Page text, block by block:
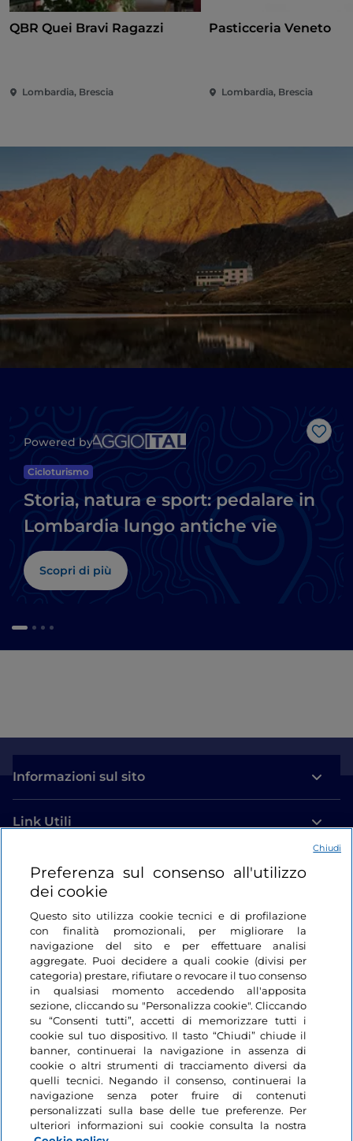
QBR Quei Bravi Ragazzi
Lombardia, Brescia
Pasticceria Veneto
Lombardia, Brescia
Like
Powered by
Cicloturismo
Storia, natura e sport: pedalare in
Lombardia lungo antiche vie
Scopri di più
Informazioni sul sito
Link Utili
Login
Restiamo in contatto
Preferenza sul consenso all'utilizzo
dei cookie
Questo sito utilizza cookie tecnici e di profilazione
con finalità promozionali, per migliorare la
navigazione del sito e per effettuare analisi
aggregate. Puoi decidere a quali cookie (divisi per
categoria) prestare, rifiutare o revocare il tuo consenso
in qualsiasi momento accedendo all'apposita
sezione, cliccando su "Personalizza cookie". Cliccando
su “Consenti tutti”, accetti di memorizzare tutti i
cookie sul tuo dispositivo. Il tasto “Chiudi” chiude il
banner, continuerai la navigazione in assenza di
cookie o altri strumenti di tracciamento diversi da
quelli tecnici. Negando il consenso, continuerai la
navigazione senza poter fruire di contenuti
personalizzati sulla base delle tue preferenze. Per
ulteriori informazioni sui cookie consulta la nostra
Chiudi